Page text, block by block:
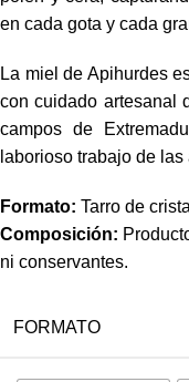
en cada gota y cada
La miel de Apihurdes
con cuidado artesanal
campos de
laborioso trabajo de
Formato: Tarro de
Composición:
ni conservantes.
FORMATO